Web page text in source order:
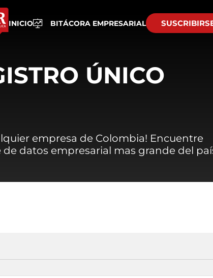
INICIO BITÁCORA EMPRESARIAL
ÚNICO
empresa de Colombia! Encuentre
de datos empresarial mas grande del